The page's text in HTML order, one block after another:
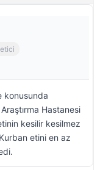
konusunda
Hastanesi
kesilir kesilmez
etini en az